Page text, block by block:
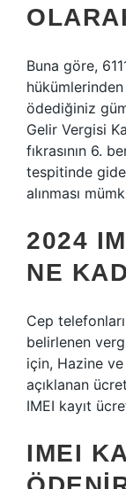
Buna göre,
ödediğiniz
Gelir Vergisi
fıkrasının 6.
tespitinde
alınması
2024
NE
Cep
belirlenen
için, Hazine ve
açıklanan
IMEI kayıt
IMEI